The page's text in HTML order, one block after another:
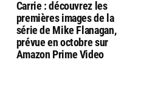
Carrie : découvrez les
premières images de la
série de Mike Flanagan,
prévue en octobre sur
Amazon Prime Video